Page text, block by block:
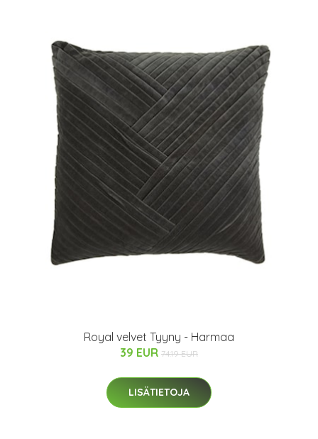
Royal velvet Tyyny - Harmaa
39 EUR 74.19 EUR
LISÄTIETOJA